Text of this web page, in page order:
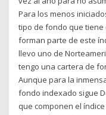
Para los menos
tipo de fondo que tiene
forman parte de este
llevo uno de
tengo una cartera de
Aunque para la
fondo indexado sigue
que componen el